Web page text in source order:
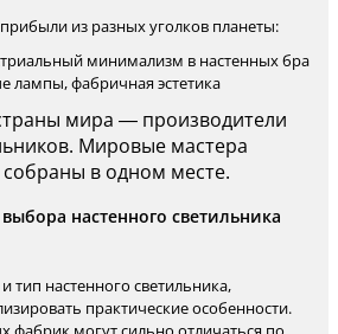
из разных уголков планеты:
минимализм в настенных бра
лампы, фабричная эстетика
мира — производители
Мировые мастера
собраны в одном месте.
настенного светильника
тип настенного светильника,
практические особенности.